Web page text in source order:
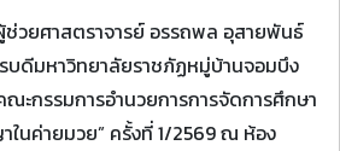
วยศาสตราจารย์ อรรถพล อุสายพันธ์
บดีมหาวิทยาลัยราชภัฏหมู่บ้านจอมบึง
ณะกรรมการอำนวยการการจัดการศึกษา
ในค่ายมวย” ครั้งที่ 1/2569 ณ ห้อง